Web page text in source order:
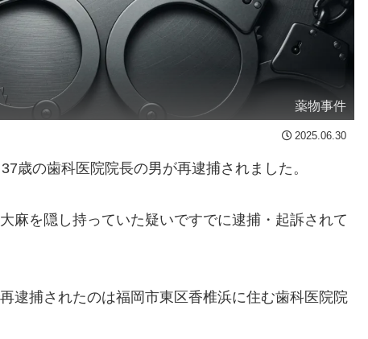
薬物事件
2025.06.30
歳の歯科医院院長の男が再逮捕されました。
麻を隠し持っていた疑いですでに逮捕・起訴されて
逮捕されたのは福岡市東区香椎浜に住む歯科医院院